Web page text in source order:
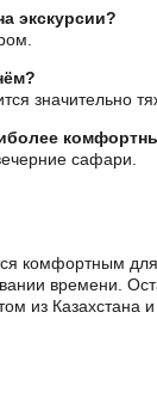
экскурсии?
значительно
сафари.
комфортным
времени.
из Казахстана